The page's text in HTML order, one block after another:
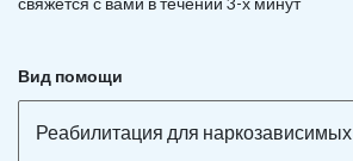
Вид помощи
Реабилитация для наркозависимых